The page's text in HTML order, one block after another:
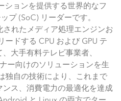
ションを提供する世界的なフ
プ (SoC) リーダーです。
れたメディア処理エンジンお
ードする CPU および GPU テ
大手有料テレビ事業者、
ー向けのソリューションを生
独自の技術により、これまで
ス、消費電力の最適化を達成